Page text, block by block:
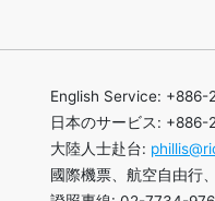
English Service:
日本のサービス:
大陸人士赴台:
國際機票、航空自由行